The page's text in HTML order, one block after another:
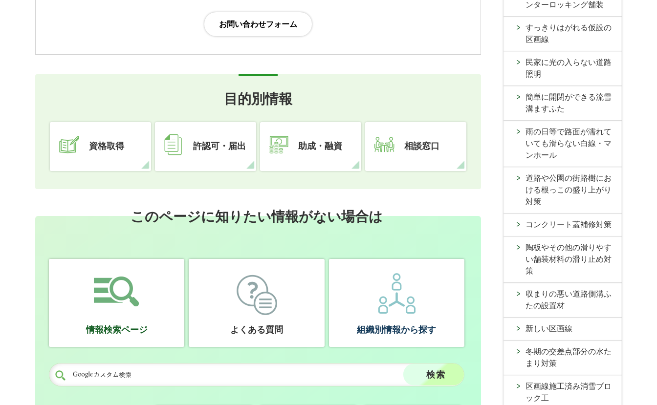
目的別情報
資格取得 許認可・届出 助成・融資 相談窓口
このページに知りたい情報がない場合は
情報検索ページ よくある質問 組織別情報から探す
ンターロッキング舗装
すっきりはがれる仮設の
区画線
民家に光の入らない道路
照明
簡単に開閉ができる流雪
溝ますふた
雨の日等で路面が濡れて
いても滑らない白線・マ
ンホール
道路や公園の街路樹にお
ける根っこの盛り上がり
対策
コンクリート蓋補修対策
陶板やその他の滑りやす
い舗装材料の滑り止め対
策
収まりの悪い道路側溝ふ
たの設置材
新しい区画線
冬期の交差点部分の水た
まり対策
区画線施工済み消雪ブロ
ック工